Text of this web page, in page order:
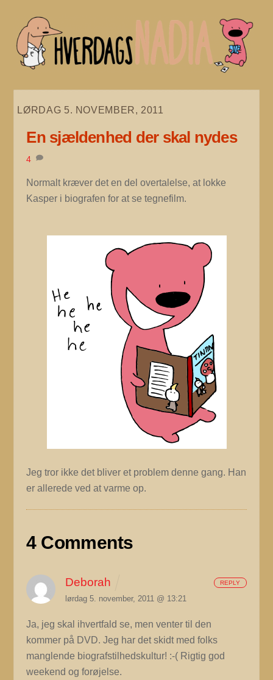
content
LØRDAG 5. NOVEMBER, 2011
En sjældenhed der skal nydes
4
Normalt kræver det en del overtalelse, at lokke
Kasper i biografen for at se tegnefilm.
Jeg tror ikke det bliver et problem denne gang. Han
er allerede ved at varme op.
4 Comments
Deborah
lørdag 5. november, 2011 @ 13:21
Ja, jeg skal ihvertfald se, men venter til den
kommer på DVD. Jeg har det skidt med folks
manglende biografstilhedskultur! :-( Rigtig god
weekend og forøjelse.
REPLY